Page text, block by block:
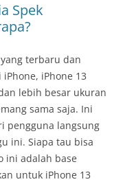
Spek
terbaru dan
iPhone 13
lebih besar ukuran
sama saja. Ini
pengguna langsung
ini. Siapa tau bisa
ini adalah base
untuk iPhone 13